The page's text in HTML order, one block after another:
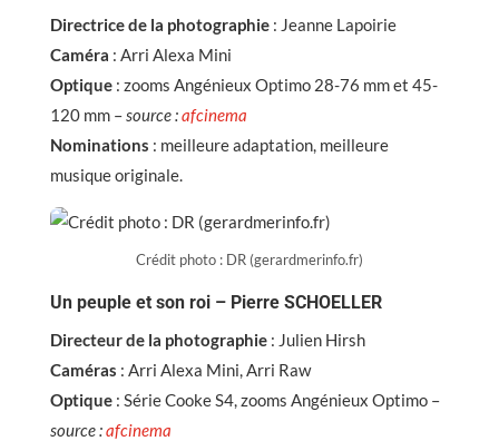
Directrice de la photographie: Jeanne Lapoirie
Caméra : Arri Alexa Mini
Optique: zooms Angénieux Optimo 28-76 mm et 45-
120 mm –source :afcinema
Nominations : meilleure adaptation, meilleure
musique originale.
Crédit photo : DR (gerardmerinfo.fr)
Un peuple et son roi – Pierre SCHOELLER
Directeur de la photographie: Julien Hirsh
Caméras : Arri Alexa Mini, Arri Raw
Optique: Série Cooke S4, zooms Angénieux Optimo –
source :afcinema